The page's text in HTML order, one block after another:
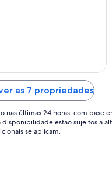
as 7 propriedades
últimas 24 horas, com base
estão sujeitos a
se aplicam.